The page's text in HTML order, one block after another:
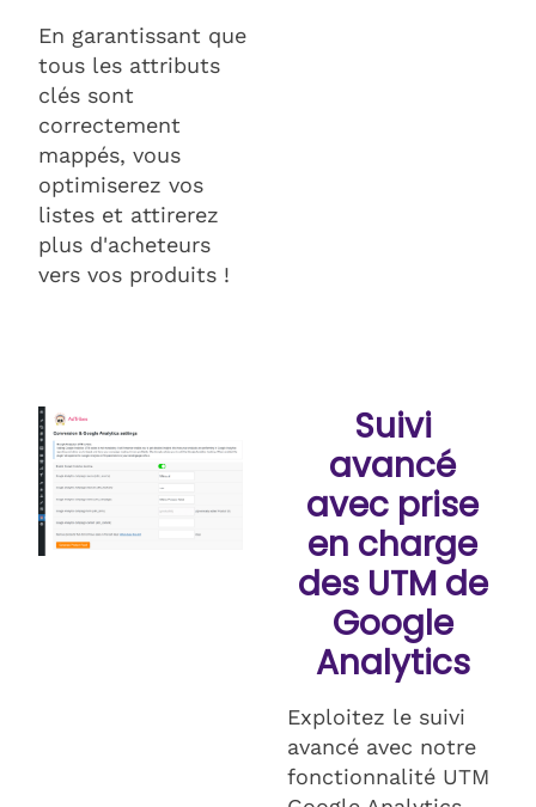
En garantissant que
tous les attributs
clés sont
correctement
mappés, vous
optimiserez vos
listes et attirerez
plus d'acheteurs
vers vos produits !
Suivi
avancé
avec prise
en charge
des UTM de
Google
Analytics
Exploitez le suivi
avancé avec notre
fonctionnalité UTM